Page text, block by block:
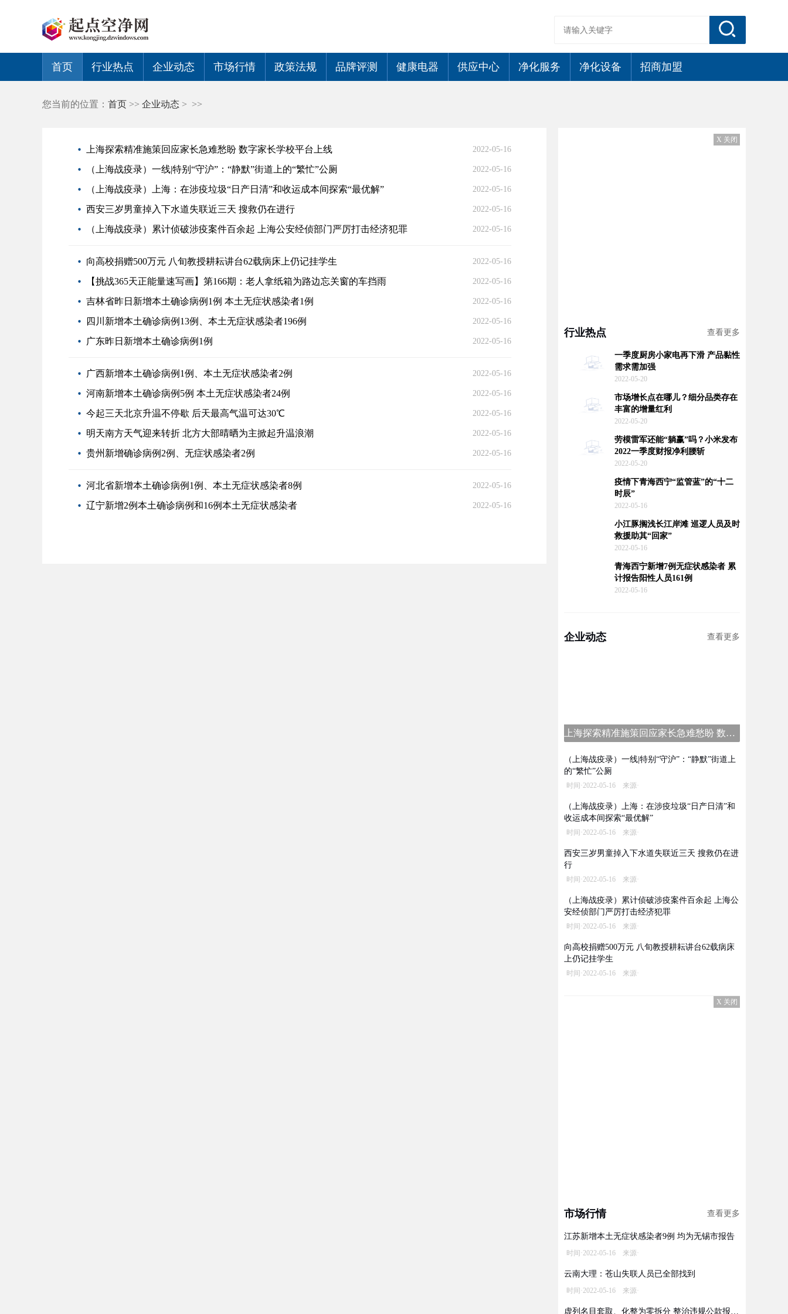
首页 行业热点 企业动态 市场行情 政策法规 品牌评测 健康电器 供应中心 净化服务 净化设备 招商加盟
您当前的位置： 首页 >> 企业动态 > >>
2022-05-16
上海探索精准施策回应家长急难愁盼 数字家长学校平台上线
2022-05-16
（上海战疫录）一线|特别“守沪”：“静默”街道上的“繁忙”公厕
2022-05-16
（上海战疫录）上海：在涉疫垃圾“日产日清”和收运成本间探索“最优解”
2022-05-16
西安三岁男童掉入下水道失联近三天 搜救仍在进行
2022-05-16
（上海战疫录）累计侦破涉疫案件百余起 上海公安经侦部门严厉打击经济犯罪
2022-05-16
向高校捐赠500万元 八旬教授耕耘讲台62载病床上仍记挂学生
2022-05-16
【挑战365天正能量速写画】第166期：老人拿纸箱为路边忘关窗的车挡雨
2022-05-16
吉林省昨日新增本土确诊病例1例 本土无症状感染者1例
2022-05-16
四川新增本土确诊病例13例、本土无症状感染者196例
2022-05-16
广东昨日新增本土确诊病例1例
2022-05-16
广西新增本土确诊病例1例、本土无症状感染者2例
2022-05-16
河南新增本土确诊病例5例 本土无症状感染者24例
2022-05-16
今起三天北京升温不停歇 后天最高气温可达30℃
2022-05-16
明天南方天气迎来转折 北方大部晴晒为主掀起升温浪潮
2022-05-16
贵州新增确诊病例2例、无症状感染者2例
2022-05-16
河北省新增本土确诊病例1例、本土无症状感染者8例
2022-05-16
辽宁新增2例本土确诊病例和16例本土无症状感染者
X 关闭
行业热点 查看更多
一季度厨房小家电再下滑 产品黏性
需求需加强
2022-05-20
市场增长点在哪儿？细分品类存在
丰富的增量红利
2022-05-20
劳模雷军还能“躺赢”吗？小米发布
2022一季度财报净利腰斩
2022-05-20
疫情下青海西宁“监管蓝”的“十二
时辰”
2022-05-16
小江豚搁浅长江岸滩 巡逻人员及时
救援助其“回家”
2022-05-16
青海西宁新增7例无症状感染者 累
计报告阳性人员161例
2022-05-16
企业动态 查看更多
上海探索精准施策回应家长急难愁盼 数字家长学校平台上线
（上海战疫录）一线|特别“守沪”：“静默”街道上
的“繁忙”公厕
时间·2022-05-16 来源·
（上海战疫录）上海：在涉疫垃圾“日产日清”和
收运成本间探索“最优解”
时间·2022-05-16 来源·
西安三岁男童掉入下水道失联近三天 搜救仍在进
行
时间·2022-05-16 来源·
（上海战疫录）累计侦破涉疫案件百余起 上海公
安经侦部门严厉打击经济犯罪
时间·2022-05-16 来源·
向高校捐赠500万元 八旬教授耕耘讲台62载病床
上仍记挂学生
时间·2022-05-16 来源·
X 关闭
市场行情 查看更多
江苏新增本土无症状感染者9例 均为无锡市报告
时间·2022-05-16 来源·
云南大理：苍山失联人员已全部找到
时间·2022-05-16 来源·
虚列名目套取、化整为零拆分 整治违规公款报销乱象